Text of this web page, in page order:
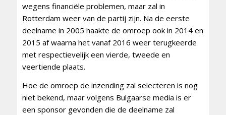
wegens financiële problemen, maar zal in
Rotterdam weer van de partij zijn. Na de eerste
deelname in 2005 haakte de omroep ook in 2014 en
2015 af waarna het vanaf 2016 weer terugkeerde
met respectievelijk een vierde, tweede en
veertiende plaats.
Hoe de omroep de inzending zal selecteren is nog
niet bekend, maar volgens Bulgaarse media is er
een sponsor gevonden die de deelname zal